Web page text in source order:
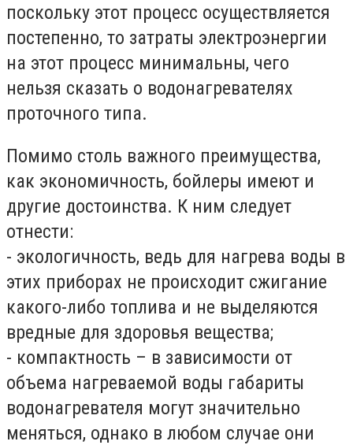
поскольку этот процесс осуществляется
постепенно, то затраты электроэнергии
на этот процесс минимальны, чего
нельзя сказать о водонагревателях
проточного типа.
Помимо столь важного преимущества,
как экономичность, бойлеры имеют и
другие достоинства. К ним следует
отнести:
- экологичность, ведь для нагрева воды в
этих приборах не происходит сжигание
какого-либо топлива и не выделяются
вредные для здоровья вещества;
- компактность – в зависимости от
объема нагреваемой воды габариты
водонагревателя могут значительно
меняться, однако в любом случае они